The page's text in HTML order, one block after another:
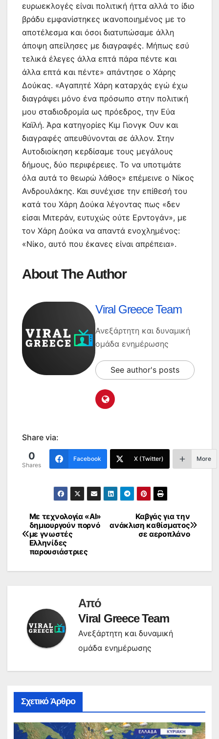
ευρωεκλογές είναι πολιτική ήττα αλλά το ίδιο
βράδυ εμφανίστηκες ικανοποιημένος με το
αποτέλεσμα και όσοι διατυπώσαμε άλλη
άποψη απείλησες με διαγραφές. Μήπως εσύ
τελικά έλεγες άλλα επτά πάρα πέντε και
άλλα επτά και πέντε» απάντησε ο Χάρης
Δούκας. «Αγαπητέ Χάρη καταρχάς εγώ έχω
διαγράψει μόνο ένα πρόσωπο στην πολιτική
μου σταδιοδρομία ως πρόεδρος, την Εύα
Καϊλή. Άρα κατηγορίες Κιμ Γιονγκ Ουν και
διαγραφές απευθύνονται σε άλλον. Στην
Αυτοδιοίκηση κερδίσαμε τους μεγάλους
δήμους, δύο περιφέρειες. Το να υποτιμάτε
όλα αυτά το θεωρώ λάθος» επέμεινε ο Νίκος
Ανδρουλάκης. Και συνέχισε την επίθεσή του
κατά του Χάρη Δούκα λέγοντας πως «δεν
είσαι Μιτεράν, ευτυχώς ούτε Ερντογάν», με
τον Χάρη Δούκα να απαντά ενοχλημένος:
«Νίκο, αυτό που έκανες είναι απρέπεια».
About The Author
Viral Greece Team
Ανεξάρτητη και δυναμική
ομάδα ενημέρωσης
See author's posts
Share via:
0
Shares
Facebook X (Twitter) More
Πλοήγηση
άρθρων
Καβγάς για την
ανάκλιση καθίσματος
σε αεροπλάνο
Με τεχνολογία «AI»
δημιουργούν πορνό
με γνωστές
Ελληνίδες
παρουσιάστριες
Από
Viral Greece Team
Ανεξάρτητη και δυναμική
ομάδα ενημέρωσης
Σχετικό Άρθρο